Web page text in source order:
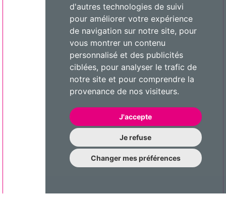
d'autres technologies de suivi
pour améliorer votre expérience
de navigation sur notre site, pour
vous montrer un contenu
personnalisé et des publicités
ciblées, pour analyser le trafic de
notre site et pour comprendre la
provenance de nos visiteurs.
J'accepte
Je refuse
Changer mes préférences